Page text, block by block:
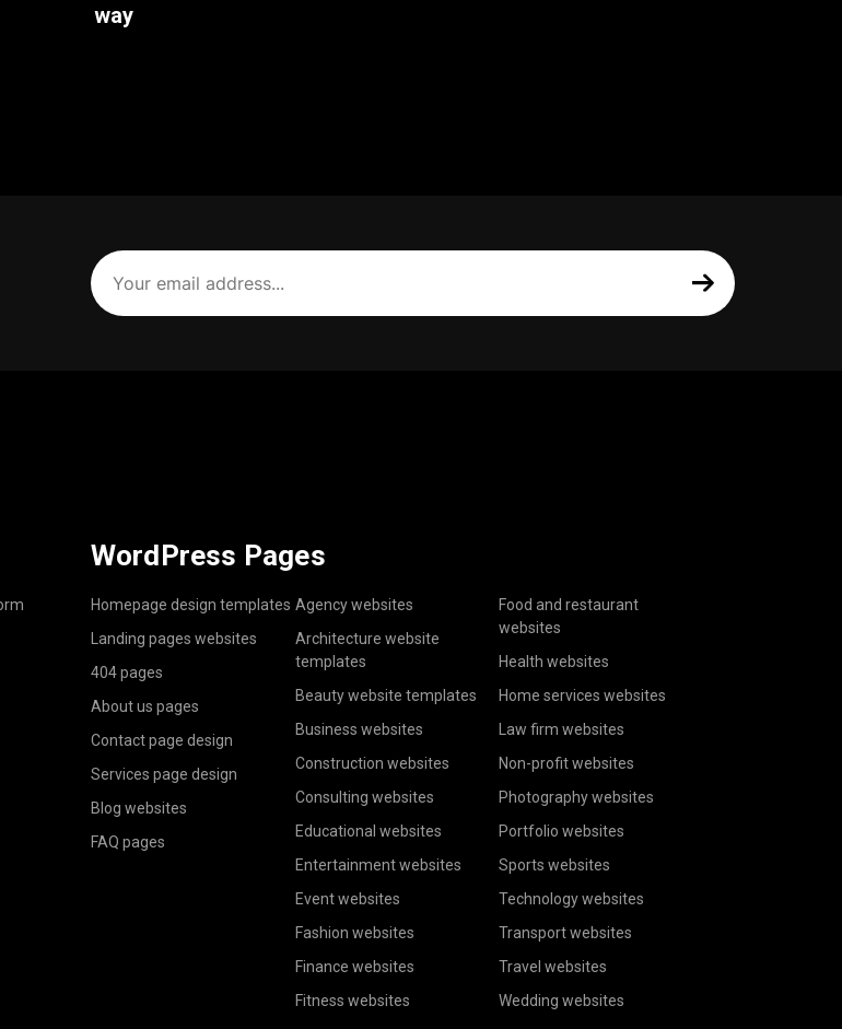
way
Your
email
address
(Required)
WordPress Pages
Homepage design templates
Landing pages websites
404 pages
About us pages
Contact page design
Services page design
Blog websites
FAQ pages
Agency websites
Architecture website
templates
Beauty website templates
Business websites
Construction websites
Consulting websites
Educational websites
Entertainment websites
Event websites
Fashion websites
Finance websites
Fitness websites
Food and restaurant
websites
Health websites
Home services websites
Law firm websites
Non-profit websites
Photography websites
Portfolio websites
Sports websites
Technology websites
Transport websites
Travel websites
Wedding websites